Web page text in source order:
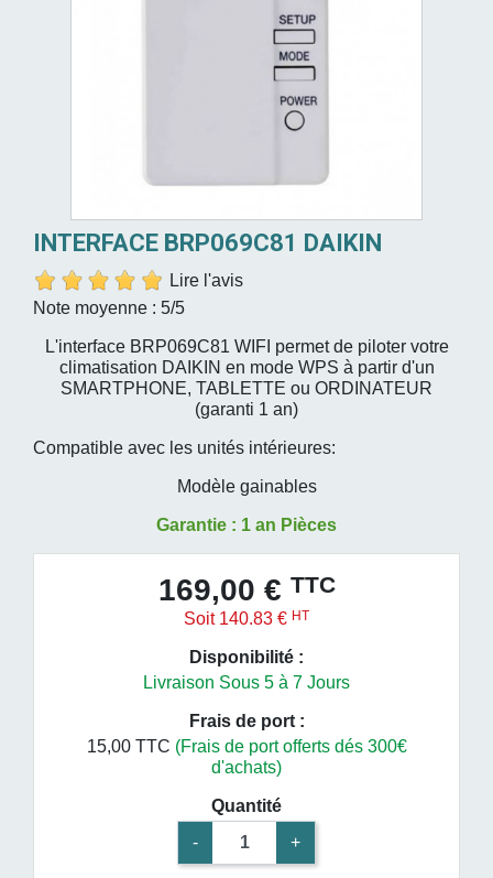
INTERFACE BRP069C81 DAIKIN
Lire l'avis
Note moyenne : 5/5
L'interface BRP069C81 WIFI permet de piloter votre
climatisation DAIKIN en mode WPS à partir d'un
SMARTPHONE, TABLETTE ou ORDINATEUR
(garanti 1 an)
Compatible avec les unités intérieures:
Modèle gainables
Garantie : 1 an Pièces
169,00 € TTC
Soit 140.83 € HT
Disponibilité :
Livraison Sous 5 à 7 Jours
Frais de port :
15,00 TTC (Frais de port offerts dés 300€
d'achats)
Quantité
-
+